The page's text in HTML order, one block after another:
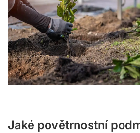
Jaké povětrnostní